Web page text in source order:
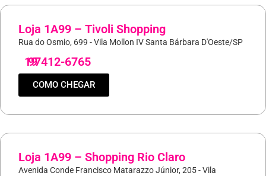
Loja 1A99 – Tivoli Shopping
Rua do Osmio, 699 - Vila Mollon IV Santa Bárbara D'Oeste/SP
19
97412-6765
COMO CHEGAR
Loja 1A99 – Shopping Rio Claro
Avenida Conde Francisco Matarazzo Júnior, 205 - Vila